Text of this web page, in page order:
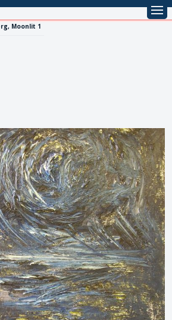
Moonlit 1